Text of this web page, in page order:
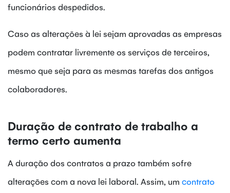
funcionários despedidos.
Caso as alterações à lei sejam aprovadas as empresas
podem contratar livremente os serviços de terceiros,
mesmo que seja para as mesmas tarefas dos antigos
colaboradores.
Duração de contrato de trabalho a
termo certo aumenta
A duração dos contratos a prazo também sofre
alterações com a nova lei laboral. Assim, um contrato